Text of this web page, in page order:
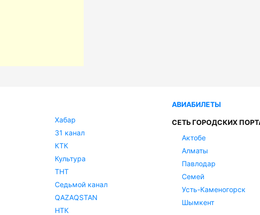
Хабар
31 канал
КТК
Культура
ТНТ
Седьмой канал
QAZAQSTAN
НТК
АВИАБИЛЕТЫ
СЕТЬ ГОРОДСКИХ
Актобе
Алматы
Павлодар
Семей
Усть-Каменогорск
Шымкент